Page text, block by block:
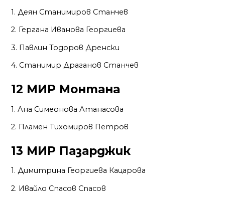
1. Деян Станимиров Станчев
2. Гергана Иванова Георгиева
3. Павлин Тодоров Дренски
4. Станимир Драганов Станчев
12 МИР Монтана
1. Ана Симеонова Атанасова
2. Пламен Тихомиров Петров
13 МИР Пазарджик
1. Димитрина Георгиева Кацарова
2. Ивайло Спасов Спасов